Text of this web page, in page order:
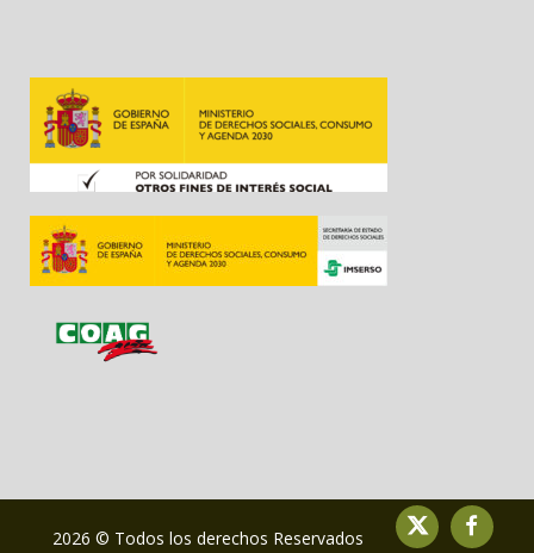
2026 © Todos los derechos Reservados